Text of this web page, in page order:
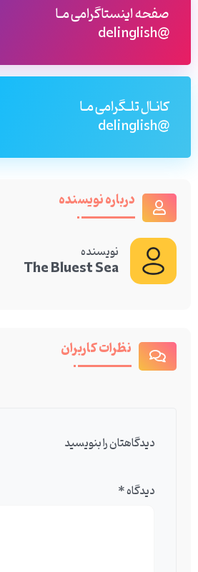
صفحه اینستاگرامی مـا
@delinglish
کانـال تلـگرامی مـا
@delinglish
درباره نویسنده
نویسنده
The Bluest Sea
نظرات کاربران
دیدگاهتان را بنویسید
دیدگاه*